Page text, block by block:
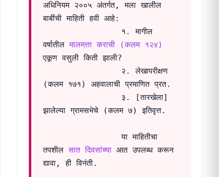
अधिनियम २००५ अंतर्गत, मला खालील
बाबींची माहिती हवी आहे:
वर्षातील मालमत्ता कराची (कलम १२४)
एकूण वसुली किती झाली?
(कलम १७१) अहवालाची प्रमाणित प्रत.
झालेल्या ग्रामसभेचे (कलम ७) इतिवृत्त.
                या माहितीचा
तपशील सात दिवसांच्या आत उपलब्ध करून
द्यावा, ही विनंती.